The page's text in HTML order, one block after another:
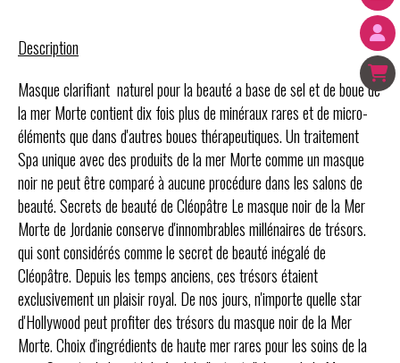
Description
Masque clarifiant naturel pour la beauté a base de sel et deboue de
la mer Morte contient dix fois plus de minéraux rares et de micro-
éléments que dans d'autres boues thérapeutiques.Un traitement
Spa unique avec des produits de la mer Morte comme un masque
noir ne peut être comparé à aucune procédure dans les salons de
beauté.Secrets de beauté de Cléopâtre Le masque noir de la Mer
Morte de Jordanie conserve d'innombrables millénaires de trésors.
qui sont considérés comme le secret de beauté inégalé de
Cléopâtre. Depuis les temps anciens, ces trésors étaient
exclusivement un plaisir royal. De nos jours, n'importe quelle star
d'Hollywood peut profiter des trésors du masque noir de la Mer
Morte.Choix d'ingrédients de haute mer rares pour les soins de la